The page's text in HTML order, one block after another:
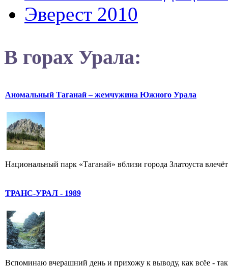
Эверест 2010
В горах Урала:
Аномальный Таганай – жемчужина Южного Урала
Национальный парк «Таганай» вблизи города Златоуста
ТРАНС-УРАЛ - 1989
Вспоминаю вчерашний день и прихожу к выводу, как всёе -